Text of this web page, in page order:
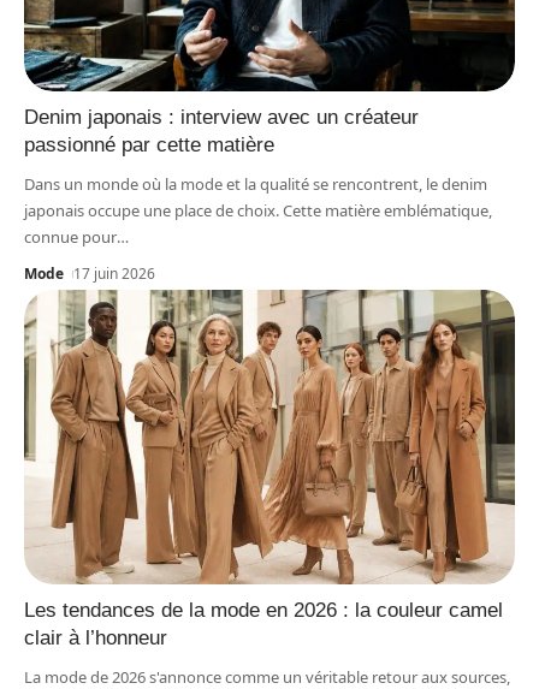
Denim japonais : interview avec un créateur
passionné par cette matière
Dans un monde où la mode et la qualité se rencontrent, le denim
japonais occupe une place de choix. Cette matière emblématique,
connue pour…
Mode 17 juin 2026
Les tendances de la mode en 2026 : la couleur camel
clair à l’honneur
La mode de 2026 s'annonce comme un véritable retour aux sources,